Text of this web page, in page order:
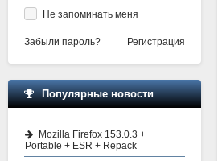
Не запоминать меня
Забыли пароль? Регистрация
Популярные новости
Mozilla Firefox 153.0.3 +
Portable + ESR + Repack